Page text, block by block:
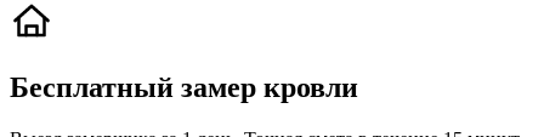
Бесплатный замер кровли